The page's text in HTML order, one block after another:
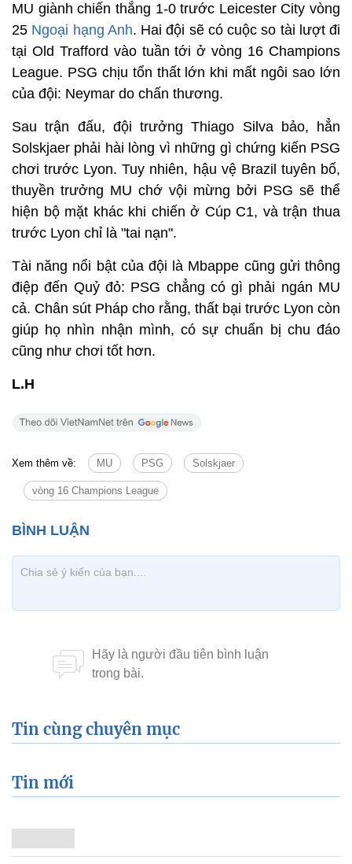
MU giành chiến thắng 1-0 trước Leicester City vòng
25 Ngoại hạng Anh. Hai đội sẽ có cuộc so tài lượt đi
tại Old Trafford vào tuần tới ở vòng 16 Champions
League. PSG chịu tổn thất lớn khi mất ngôi sao lớn
của đội: Neymar do chấn thương.
Sau trận đấu, đội trưởng Thiago Silva bảo, hẳn
Solskjaer phải hài lòng vì những gì chứng kiến PSG
chơi trước Lyon. Tuy nhiên, hậu vệ Brazil tuyên bố,
thuyền trưởng MU chớ vội mừng bởi PSG sẽ thể
hiện bộ mặt khác khi chiến ở Cúp C1, và trận thua
trước Lyon chỉ là "tai nạn".
Tài năng nổi bật của đội là Mbappe cũng gửi thông
điệp đến Quỷ đỏ: PSG chẳng có gì phải ngán MU
cả. Chân sút Pháp cho rằng, thất bại trước Lyon còn
giúp họ nhìn nhận mình, có sự chuẩn bị chu đáo
cũng như chơi tốt hơn.
L.H
Xem thêm về: MU PSG Solskjaer
vòng 16 Champions League
Tin cùng chuyên mục
Tin mới